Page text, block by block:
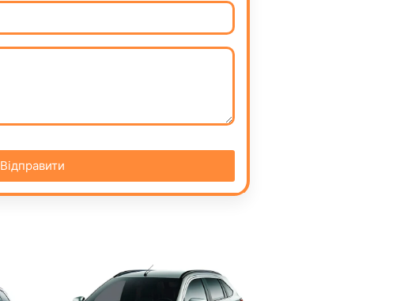
Відправити